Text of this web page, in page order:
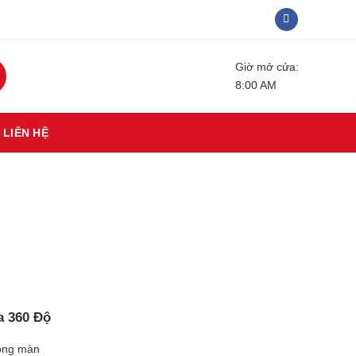
Giờ mở cửa:
8:00 AM
LIÊN HỆ
360 Độ
màn